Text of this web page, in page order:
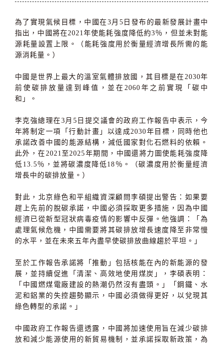
為了實現氣候目標，中國在3月5日發布的最新發展計畫中
指出，中國將在2021年使能耗強度降低約3％，但並未對能
源耗量設置上限。（能耗強度用於衡量經濟增長所需的能
源消耗量。）
中國是世界上最大的溫室氣體排放國，其目標是在2030年
前使碳排放量達到峰值，並在2060年之前實現「碳中
和」。
李克強總理在3月5日提交議會的政府工作報告中表示，今
年將制定一項「行動計畫」以達成2030年目標，同時他也
承諾改善中國的能源結構，減低國家對化石燃料的依賴。
此外，在2021至2025年期間，中國還將力圖使能耗強度降
低13.5％，並將碳濃度降低18％。（碳濃度用於衡量經濟
增長中的碳排放量。）
對此，北京綠色和平組織資深顧問李碩提出警告：如果要
趕上先前的脫碳承諾，中國必須採取更多措施，因為中國
經濟已從新型冠狀病毒疫情的影響中反彈。他強調：「為
處理氣候危機，中國需要將其碳排放增長速度降至非常慢
的水平，並在未來五年內盡早使碳排放曲線趨於平坦。」
至於工作報告承諾將「推動」包括核能在內的新能源的發
展，並持續促進「清潔、高效地使用煤炭」，李碩表明：
「中國燃煤電廠建設的熱潮仍然沒有盡頭。」「鋼鐵、水
泥和鋁業的失控趨勢顯示，中國必須做得更好，以兌現其
綠色轉型的承諾。」
中國政府工作報告還透露，中國將加速使用旨在減少碳排
放和減少能源使用的新貿易機制，並承諾採取新政策，為